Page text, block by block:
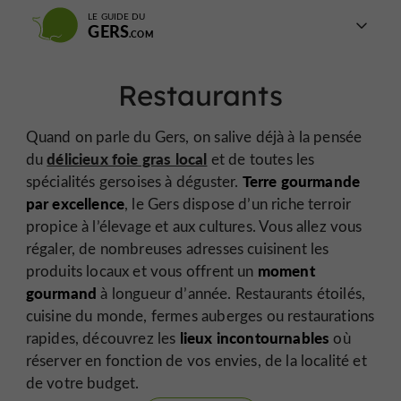
LE GUIDE DU
GERS
Restaurants
Quand on parle du Gers, on salive déjà à la pensée
dudélicieux foie gras local et de toutes les
spécialités gersoises à déguster. Terre gourmande
par excellence, le Gers dispose d’un riche terroir
propice à l’élevage et aux cultures. Vous allez vous
régaler, de nombreuses adresses cuisinent les
produits locaux et vous offrent un moment
gourmand à longueur d’année. Restaurants étoilés,
cuisine du monde, fermes auberges ou restaurations
rapides, découvrez les lieux incontournables où
réserver en fonction de vos envies, de la localité et
de votre budget.